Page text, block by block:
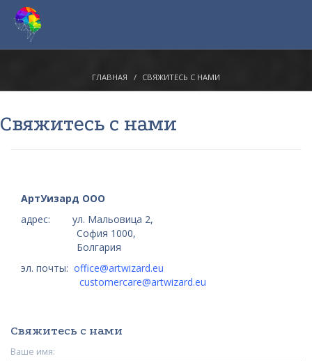
ГЛАВНАЯ СВЯЖИТЕСЬ С НАМИ
Свяжитесь с нами
АртУизард ООО
адрес: ул. Мальовица 2,
София 1000,
Болгария
эл. почты: office@artwizard.eu
customercare@artwizard.eu
Свяжитесь с нами
Ваше имя: